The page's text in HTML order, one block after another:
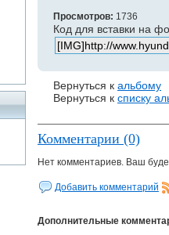
Просмотров: 1736
Код для вставки на
Вернуться к альбому
Вернуться к списку
Комментарии (0)
Нет комментариев. Ваш
Добавить комментарий
Дополнительные